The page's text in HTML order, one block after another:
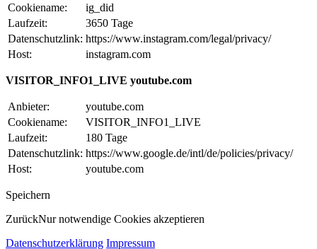
Cookiename:
ig_did
Laufzeit:
3650 Tage
Datenschutzlink: https://www.instagram.com/legal/privacy/
Host:
instagram.com
VISITOR_INFO1_LIVE youtube.com
Anbieter:
youtube.com
Cookiename:
VISITOR_INFO1_LIVE
Laufzeit:
180 Tage
Datenschutzlink: https://www.google.de/intl/de/policies/privacy/
Host:
youtube.com
Speichern
ZurückNur notwendige Cookies akzeptieren
Datenschutzerklärung Impressum